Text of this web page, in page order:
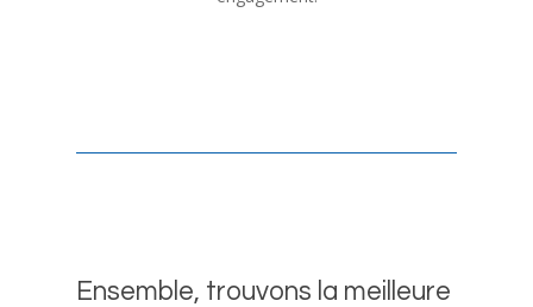
Ensemble, trouvons la meilleure